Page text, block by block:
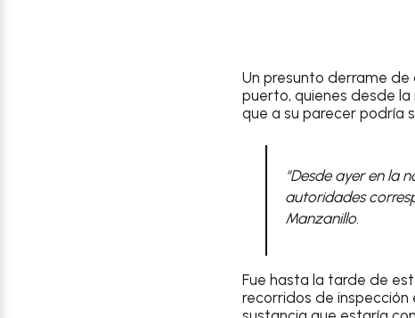
Un presunto derrame
puerto, quienes desde
que a su parecer podría
“Desde ayer en la
autoridades
Manzanillo.
Fue hasta la tarde de
recorridos de